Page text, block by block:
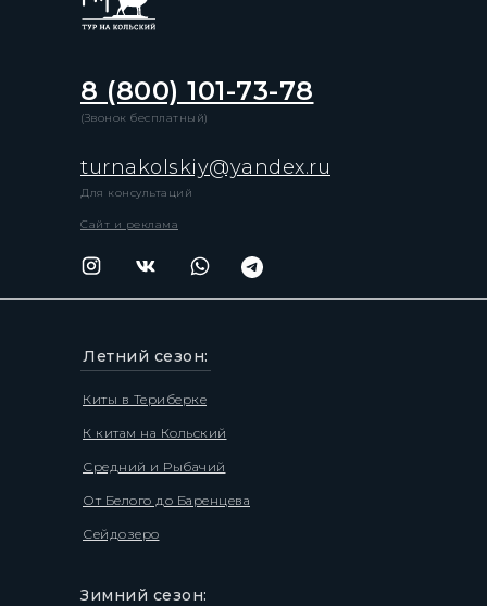
8 (800) 101-73-78
(Звонок бесплатный)
Летний сезон:
Зимний сезон:
Киты в Териберке
К китам на Кольский
Средний и Рыбачий
turnakolskiy@yandex.ru
Для консультаций
Сайт и реклама
От Белого до Баренцева
Сейдозеро